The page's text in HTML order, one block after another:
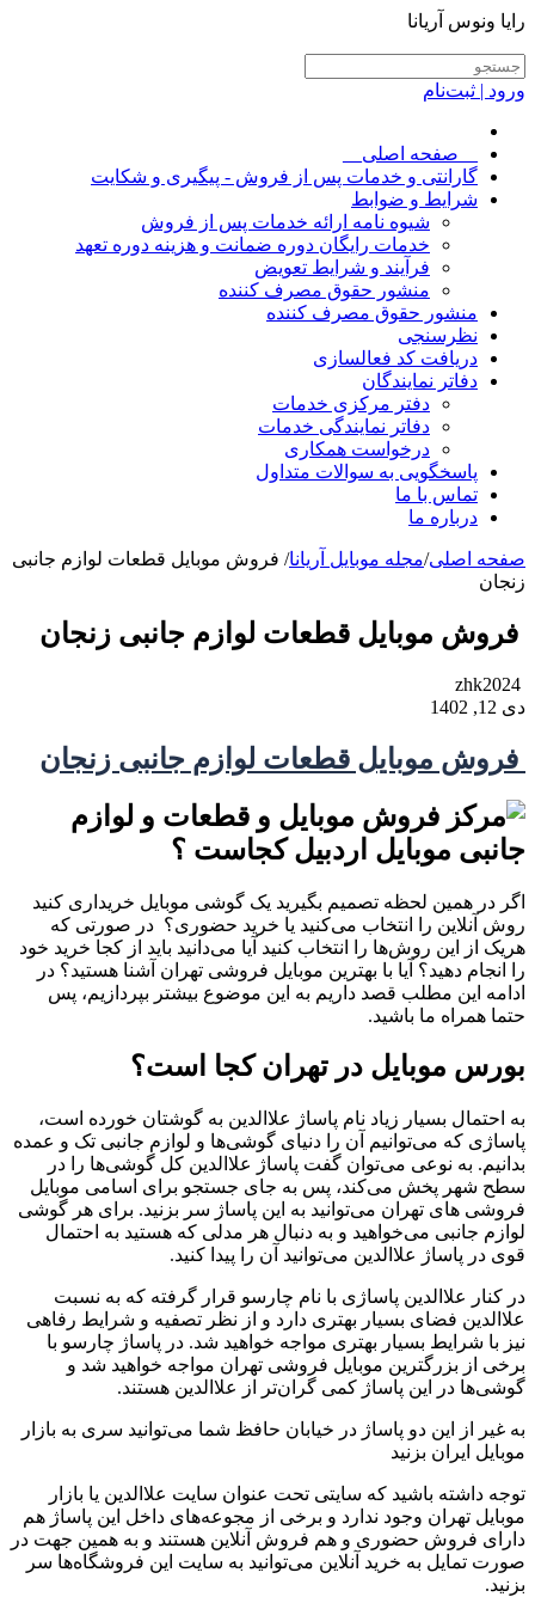
رایا ونوس آریانا
ورود | ثبت‌نام
__صفحه اصلی__
گارانتی و خدمات پس از فروش - پیگیری و شکایت
شرایط و ضوابط
شیوه نامه ارائه خدمات پس از فروش
خدمات رایگان دوره ضمانت و هزینه دوره تعهد
فرآیند و شرایط تعویض
منشور حقوق مصرف کننده
منشور حقوق مصرف کننده
نظرسنجی
دریافت کد فعالسازی
دفاتر نمایندگان
دفتر مرکزی خدمات
دفاتر نمایندگی خدمات
درخواست همکاری
پاسخگویی به سوالات متداول
تماس با ما
درباره ما
صفحه اصلی/مجله موبایل آریانا/ فروش موبایل قطعات لوازم جانبی
زنجان
فروش موبایل قطعات لوازم جانبی زنجان
zhk2024
دی 12, 1402
فروش موبایل قطعات لوازم جانبی زنجان
اگر در همین لحظه تصمیم بگیرید یک گوشی موبایل خریداری کنید
روش آنلاین را انتخاب می‌کنید یا خرید حضوری؟ در صورتی که
هریک از این روش‌ها را انتخاب کنید آیا می‌دانید باید از کجا خرید خود
را انجام دهید؟ آیا با بهترین موبایل فروشی تهران آشنا هستید؟ در
ادامه این مطلب قصد داریم به این موضوع بیشتر بپردازیم، پس
حتما همراه ما باشید.
بورس موبایل در تهران کجا است؟
به احتمال بسیار زیاد نام پاساژ علاالدین به گوشتان خورده است،
پاساژی که می‌توانیم آن را دنیای گوشی‌ها و لوازم جانبی تک و عمده
بدانیم. به نوعی می‌توان گفت پاساژ علاالدین کل گوشی‌ها را در
سطح شهر پخش می‌کند، پس به جای جستجو برای اسامی موبایل
فروشی های تهران می‌توانید به این پاساژ سر بزنید. برای هر گوشی
لوازم جانبی می‌خواهید و به دنبال هر مدلی که هستید به احتمال
قوی در پاساژ علاالدین می‌توانید آن را پیدا کنید.
در کنار علاالدین پاساژی با نام چارسو قرار گرفته که به نسبت
علاالدین فضای بسیار بهتری دارد و از نظر تصفیه و شرایط رفاهی
نیز با شرایط بسیار بهتری مواجه خواهید شد. در پاساژ چارسو با
برخی از بزرگترین موبایل فروشی تهران مواجه خواهید شد و
گوشی‌ها در این پاساژ کمی گران‌تر از علاالدین هستند.
به غیر از این دو پاساژ در خیابان حافظ شما می‌توانید سری به بازار
موبایل ایران بزنید
توجه داشته باشید که سایتی تحت عنوان سایت علاالدین یا بازار
موبایل تهران وجود ندارد و برخی از مجوعه‌های داخل این پاساژ هم
دارای فروش حضوری و هم فروش آنلاین هستند و به همین جهت در
صورت تمایل به خرید آنلاین می‌توانید به سایت این فروشگاه‌ها سر
بزنید.